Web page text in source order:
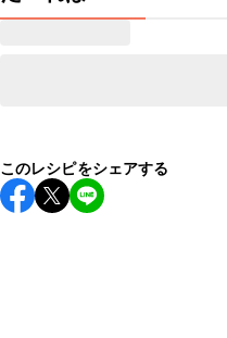
このレシピをシェアする